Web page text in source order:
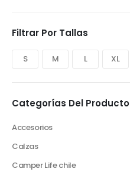
Filtrar Por Tallas
S M L XL
Categorías Del Producto
Accesorios
Calzas
Camper Life chile